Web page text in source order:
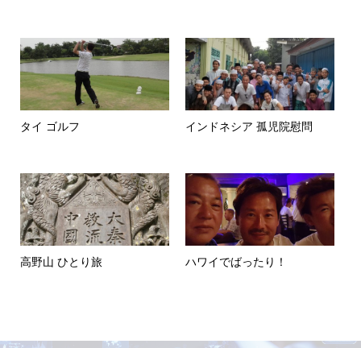
タイ ゴルフ インドネシア 孤児院慰問
高野山 ひとり旅 ハワイでばったり！